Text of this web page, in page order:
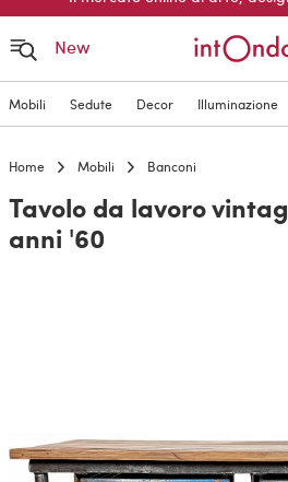
New
Mobili Sedute Decor Illuminazione
Home Mobili Banconi
Tavolo da lavoro
anni '60